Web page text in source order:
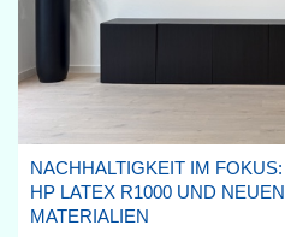
NACHHALTIGKEIT IM
HP LATEX R1000 UND
MATERIALIEN